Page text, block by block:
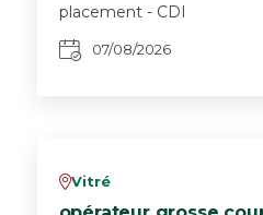
placement - CDI
07/08/2026
vVitré